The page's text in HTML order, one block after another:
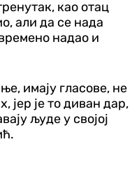
као отац
али да се нада
надао и
имају гласове, не
јер је то диван дар,
људе у својој